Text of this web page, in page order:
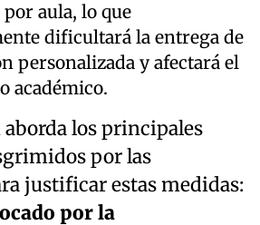
aula, lo que
dificultará la entrega de
personalizada y afectará el
académico.
los principales
por las
justificar estas medidas:
por la